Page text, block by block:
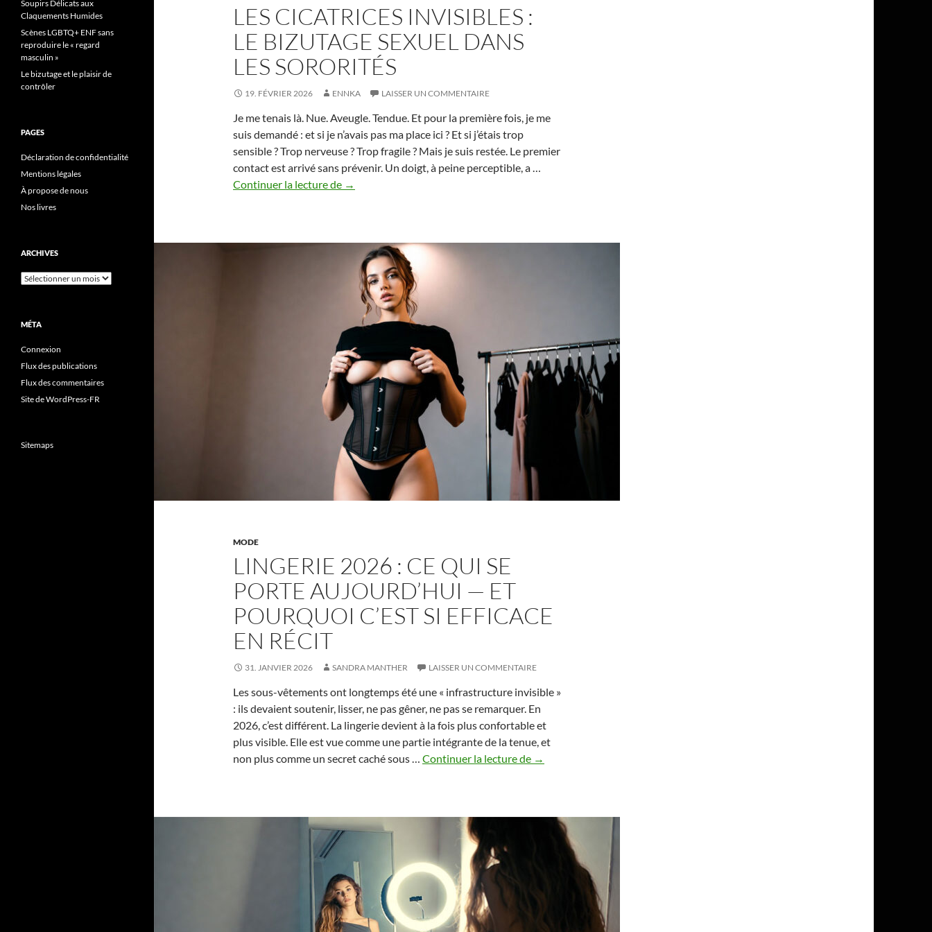
LES CICATRICES INVISIBLES :
LE BIZUTAGE SEXUEL DANS
LES SORORITÉS
19. FÉVRIER 2026 ENNKA LAISSER UN COMMENTAIRE
Je me tenais là. Nue. Aveugle. Tendue. Et pour la première fois, je me
suis demandé : et si je n’avais pas ma place ici ? Et si j’étais trop
sensible ? Trop nerveuse ? Trop fragile ? Mais je suis restée. Le premier
contact est arrivé sans prévenir. Un doigt, à peine perceptible, a …
Continuer la lecture de Les
bizutage
sexuel
dans
sororités
→
MODE
LINGERIE 2026 : CE QUI SE
PORTE AUJOURD’HUI — ET
POURQUOI C’EST SI EFFICACE
EN RÉCIT
31. JANVIER 2026 SANDRA MANTHER LAISSER UN COMMENTAIRE
Les sous-vêtements ont longtemps été une « infrastructure invisible »
: ils devaient soutenir, lisser, ne pas gêner, ne pas se remarquer. En
2026, c’est différent. La lingerie devient à la fois plus confortable et
plus visible. Elle est vue comme une partie intégrante de la tenue, et
non plus comme un secret caché sous … Continuer la lecture de Lingerie
aujourd’hui
—
pourquoi
→
Soupirs Délicats aux
Claquements Humides
Scènes LGBTQ+ ENF sans
reproduire le « regard
masculin »
Le bizutage et le plaisir de
contrôler
PAGES
Déclaration de confidentialité
Mentions légales
À propose de nous
Nos livres
ARCHIVES
Archives
MÉTA
Connexion
Flux des publications
Flux des commentaires
Site de WordPress-FR
Sitemaps